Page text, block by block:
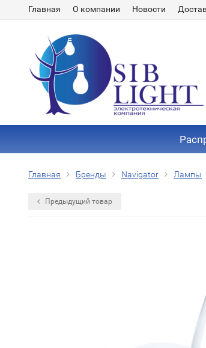
Главная О компании Новости
Главная Бренды Navigator Лампы
Предыдущий товар